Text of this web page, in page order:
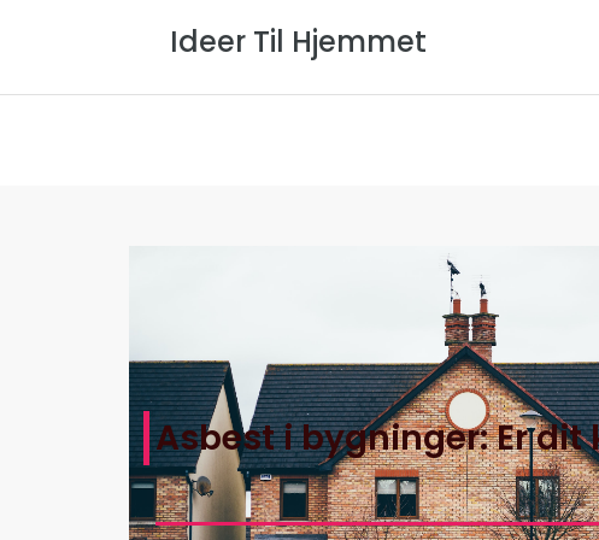
Ideer Til Hjemmet
Asbest i bygninger: Er
Hjem>Ideer Til Hjemmets Artikler
>